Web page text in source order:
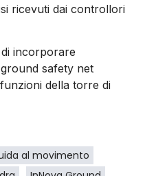
ricevuti dai controllori
incorporare
safety net
della torre di
al movimento